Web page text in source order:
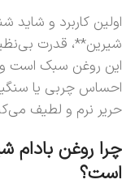
اولین کاربرد و شاید
شیرین**، قدرت
این روغن سبک است
احساس چربی یا
حریر نرم و لطیف
چرا روغن
است؟